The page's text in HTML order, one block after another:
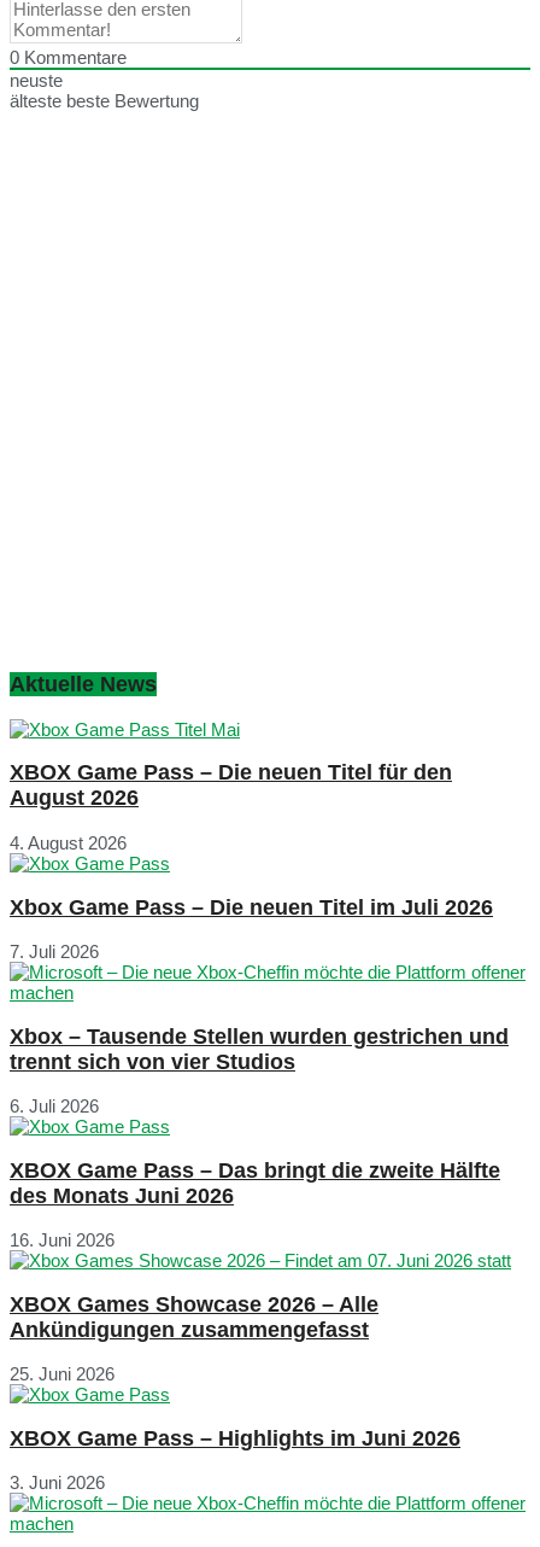
0 Kommentare
neuste
älteste beste Bewertung
Aktuelle News
XBOX Game Pass – Die neuen Titel für den
August 2026
4. August 2026
Xbox Game Pass – Die neuen Titel im Juli 2026
7. Juli 2026
Xbox – Tausende Stellen wurden gestrichen und
trennt sich von vier Studios
6. Juli 2026
XBOX Game Pass – Das bringt die zweite Hälfte
des Monats Juni 2026
16. Juni 2026
XBOX Games Showcase 2026 – Alle
Ankündigungen zusammengefasst
25. Juni 2026
XBOX Game Pass – Highlights im Juni 2026
3. Juni 2026